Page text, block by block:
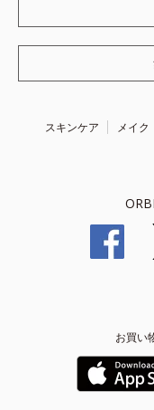
スキンケア メイク
お買い